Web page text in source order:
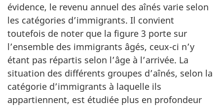
évidence, le revenu annuel des aînés varie selon
les catégories d’immigrants. Il convient
toutefois de noter que la figure 3 porte sur
l’ensemble des immigrants âgés, ceux-ci n’y
étant pas répartis selon l’âge à l’arrivée. La
situation des différents groupes d’aînés, selon la
catégorie d’immigrants à laquelle ils
appartiennent, est étudiée plus en profondeur